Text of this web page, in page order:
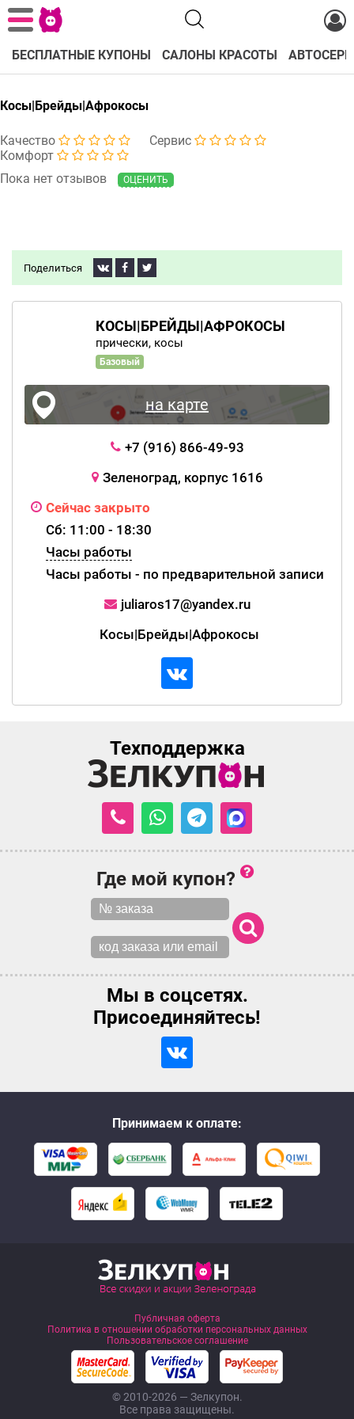
БЕСПЛАТНЫЕ КУПОНЫ САЛОНЫ КРАСОТЫ
Косы|Брейды|Афрокосы
Качество
Сервис
Комфорт
Пока нет отзывов
ОЦЕНИТЬ
Поделиться
КОСЫ|БРЕЙДЫ|АФРОКОСЫ
прически, косы
Базовый
на карте
+7 (916) 866-49-93
Зеленоград, корпус 1616
Сейчас закрыто
Сб: 11:00 - 18:30
Часы работы
Часы работы - по предварительной записи
juliaros17@yandex.ru
Косы|Брейды|Афрокосы
Техподдержка
Где мой купон?
Мы в соцсетях.
Присоединяйтесь!
Принимаем к оплате:
Публичная оферта
Политика в отношении обработки персональных данных
Пользовательское соглашение
© 2010-2026 — Зелкупон.
Все права защищены.